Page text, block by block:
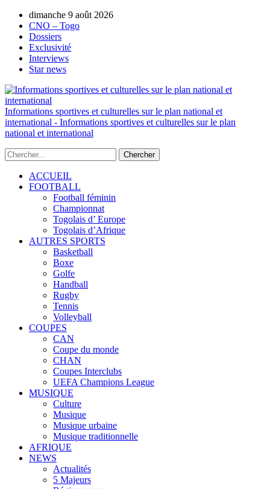
dimanche 9 août 2026
CNO – Togo
Dossiers
Exclusivité
Interviews
Star news
Informations sportives et culturelles sur le plan national et
international - Informations sportives et culturelles sur le plan
national et international
ACCUEIL
FOOTBALL
Football féminin
Championnat
Togolais d’ Europe
Togolais d’Afrique
AUTRES SPORTS
Basketball
Boxe
Golfe
Handball
Rugby
Tennis
Volleyball
COUPES
CAN
Coupe du monde
CHAN
Coupes Interclubs
UEFA Champions League
MUSIQUE
Culture
Musique
Musique urbaine
Musique traditionnelle
AFRIQUE
NEWS
Actualités
5 Majeurs
AUTORISATION DE LA HAAC N°0134/